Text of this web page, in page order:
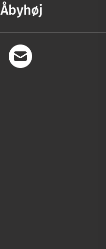
Åbyhøj